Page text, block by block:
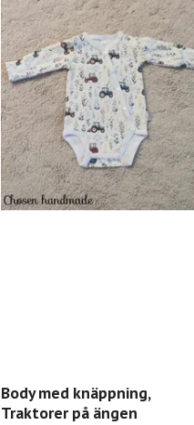
Body med knäppning,
Traktorer på ängen